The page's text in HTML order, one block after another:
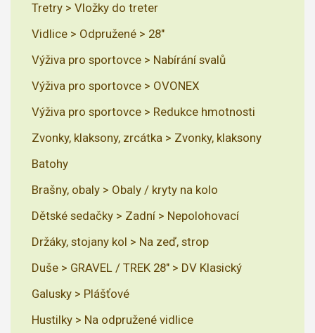
Tretry > Vložky do treter
Vidlice > Odpružené > 28"
Výživa pro sportovce > Nabírání svalů
Výživa pro sportovce > OVONEX
Výživa pro sportovce > Redukce hmotnosti
Zvonky, klaksony, zrcátka > Zvonky, klaksony
Batohy
Brašny, obaly > Obaly / kryty na kolo
Dětské sedačky > Zadní > Nepolohovací
Držáky, stojany kol > Na zeď, strop
Duše > GRAVEL / TREK 28" > DV Klasický
Galusky > Plášťové
Hustilky > Na odpružené vidlice